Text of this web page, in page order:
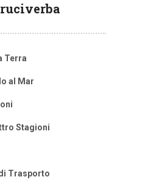
Terra
al Mar
Stagioni
Trasporto